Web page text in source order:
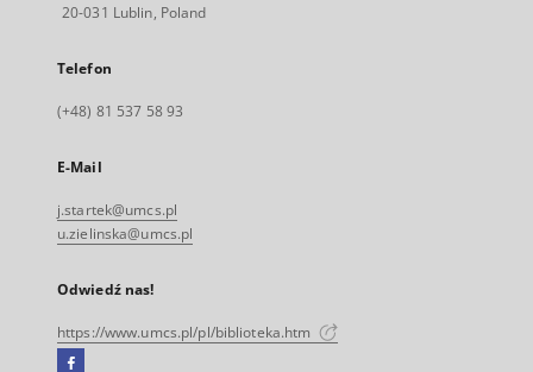
20-031 Lublin, Poland
Telefon
(+48) 81 537 58 93
E-Mail
j.startek@umcs.pl
u.zielinska@umcs.pl
Odwiedź nas!
https://www.umcs.pl/pl/biblioteka.htm
Facebook